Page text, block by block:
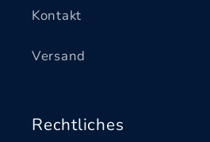
Kontakt
Versand
Rechtliches